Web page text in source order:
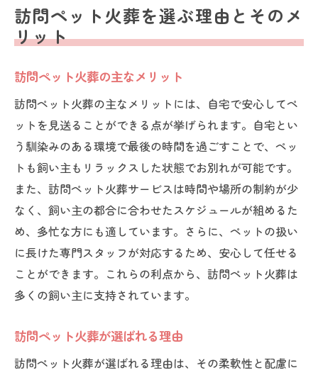
訪問ペット火葬を選ぶ理由とそのメ
リット
訪問ペット火葬の主なメリット
訪問ペット火葬の主なメリットには、自宅で安心してペ
ットを見送ることができる点が挙げられます。自宅とい
う馴染みのある環境で最後の時間を過ごすことで、ペッ
トも飼い主もリラックスした状態でお別れが可能です。
また、訪問ペット火葬サービスは時間や場所の制約が少
なく、飼い主の都合に合わせたスケジュールが組めるた
め、多忙な方にも適しています。さらに、ペットの扱い
に長けた専門スタッフが対応するため、安心して任せる
ことができます。これらの利点から、訪問ペット火葬は
多くの飼い主に支持されています。
訪問ペット火葬が選ばれる理由
訪問ペット火葬が選ばれる理由は、その柔軟性と配慮に